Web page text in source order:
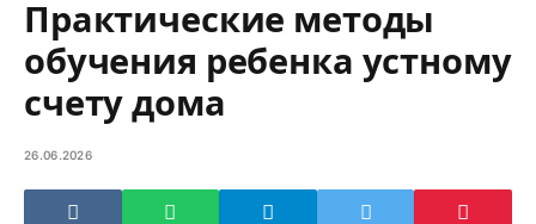
Практические методы
обучения ребенка устному
счету дома
26.06.2026